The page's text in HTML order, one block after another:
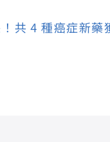
共 4 種癌症新藥